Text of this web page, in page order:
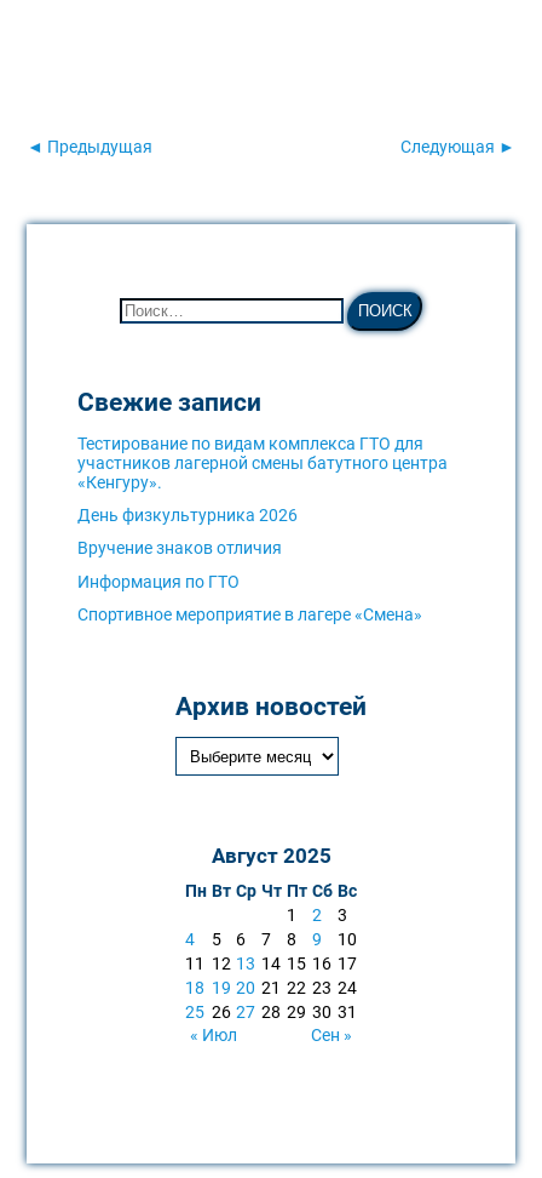
◄ Предыдущая Следующая ►
Свежие записи
Тестирование по видам комплекса ГТО для
участников лагерной смены батутного центра
«Кенгуру».
День физкультурника 2026
Вручение знаков отличия
Информация по ГТО
Спортивное мероприятие в лагере «Смена»
Архив новостей
Август 2025
Пн Вт Ср Чт Пт Сб Вс
1
2
3
4
5 6 7 8 9
10
11
12 13 14 15 16 17
18 19 20 21 22 23 24
25 26 27 28 29 30 31
« Июл
Сен »